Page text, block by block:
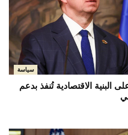
سياسة
البنية الاقتصادية تُنفذ بدعم